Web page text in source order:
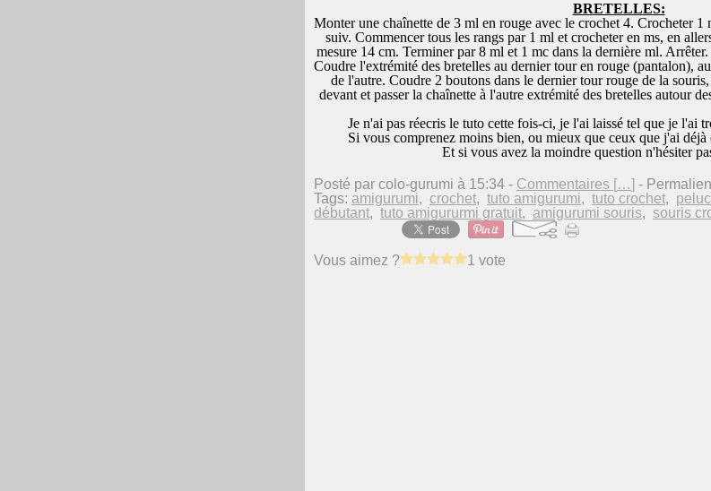
BRETELLES:
Monter une chaînette de 3 ml en rouge avec le crochet 4. Crocheter 1
suiv. Commencer tous les rangs par 1 ml et crocheter en ms, en
mesure 14 cm. Terminer par 8 ml et 1 mc dans la dernière ml.
Coudre l'extrémité des bretelles au dernier tour en rouge (pantalon),
de l'autre. Coudre 2 boutons dans le dernier tour rouge de la
devant et passer la chaînette à l'autre extrémité des bretelles autour
Je n'ai pas réecris le tuto cette fois-ci, je l'ai laissé tel que je l'ai
Si vous comprenez moins bien, ou mieux que ceux que j'ai déjà
Et si vous avez la moindre question n'hésiter
Posté par colo-gurumi à 15:34 - Commentaires […] -
Tags: amigurumi, crochet, tuto amigurumi, tuto crochet,
débutant, tuto amigururmi gratuit, amigurumi souris, souris
Vous aimez ? 1 vote